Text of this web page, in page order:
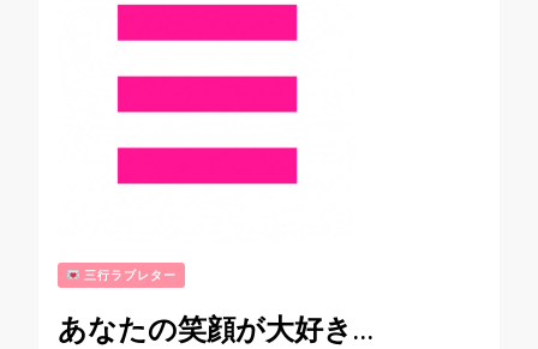
三行ラブレター
あなたの笑顔が大好き…